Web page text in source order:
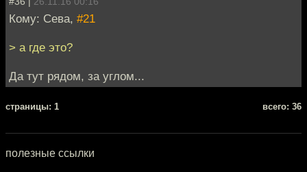
Кому: Сева, #21
> а где это?
Да тут рядом, за углом...
cтраницы: 1 всего: 36
полезные ссылки